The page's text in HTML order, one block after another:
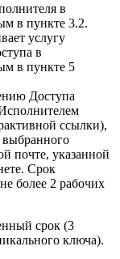
в
в пункте 3.2.
услугу
в
в пункте 5
Доступа
ссылки),
выбранного
почте, указанной
Срок
более 2 рабочих
срок (3
ключа).